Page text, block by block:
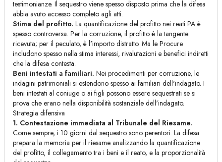
testimonianze. Il sequestro viene spesso disposto prima che la difesa
abbia avuto accesso completo agli atti.
Stima del profitto. La quantificazione del profitto nei reati PA è
spesso controversa. Per la corruzione, il profitto è la tangente
ricevuta; per il peculato, è l'importo distratto. Ma le Procure
includono spesso nella stima interessi, rivalutazioni e benefici indiretti
che la difesa contesta.
Beni intestati a familiari. Nei procedimenti per corruzione, le
indagini patrimoniali si estendono spesso ai familiari dell'indagato. I
beni intestati al coniuge o ai figli possono essere sequestrati se si
prova che erano nella disponibilità sostanziale dell'indagato.
Strategia difensiva
1. Contestazione immediata al Tribunale del Riesame.
Come sempre, i 10 giorni dal sequestro sono perentori. La difesa
prepara la memoria per il riesame analizzando la quantificazione
del profitto, il collegamento tra i beni e il reato, e la proporzionalità